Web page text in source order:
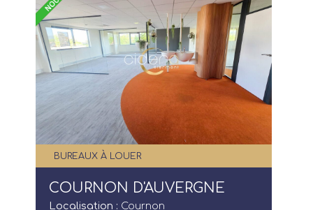
BUREAUX À LOUER
COURNON D'AUVERGNE
Localisation : Cournon